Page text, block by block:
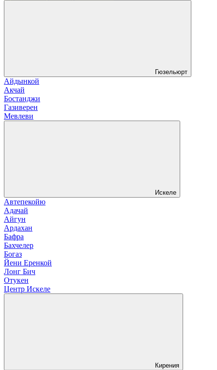
Гюзельюрт
Айдынкой
Акчай
Бостанджи
Газиверен
Мевлеви
Искеле
Автепекойю
Адачай
Айгун
Ардахан
Бафра
Бахчелер
Богаз
Йени Еренкой
Лонг Бич
Отукен
Центр Искеле
Кирения